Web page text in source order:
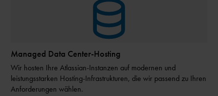
Managed Data Center-Hosting
Wir hosten Ihre Atlassian-Instanzen auf modernen und
leistungsstarken Hosting-Infrastrukturen, die wir passend zu Ihren
Anforderungen wählen.